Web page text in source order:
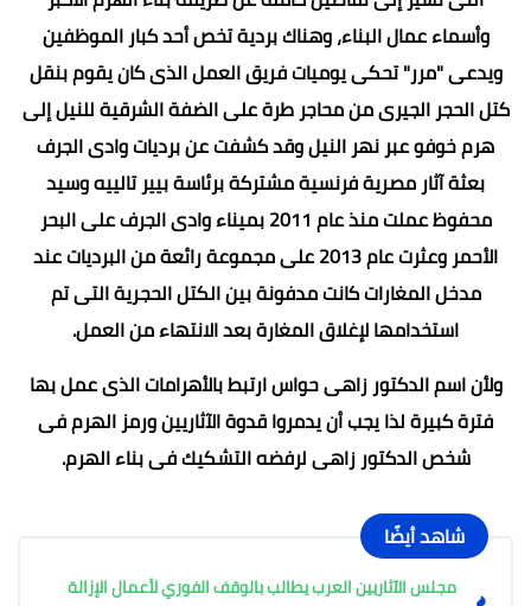
وأسماء عمال البناء، وهناك بردية تخص أحد كبار الموظفين
ويدعى "مرر" تحكى يوميات فريق العمل الذى كان يقوم بنقل
كتل الحجر الجيرى من محاجر طرة على الضفة الشرقية للنيل إلى
هرم خوفو عبر نهر النيل وقد كشفت عن برديات وادى الجرف
بعثة آثار مصرية فرنسية مشتركة برئاسة بيير تالييه وسيد
محفوظ عملت منذ عام 2011 بميناء وادى الجرف على البحر
الأحمر وعثرت عام 2013 على مجموعة رائعة من البرديات عند
مدخل المغارات كانت مدفونة بين الكتل الحجرية التى تم
استخدامها لإغلاق المغارة بعد الانتهاء من العمل.
ولأن اسم الدكتور زاهى حواس ارتبط بالأهرامات الذى عمل بها
فترة كبيرة لذا يجب أن يدمروا قدوة الآثاريين ورمز الهرم فى
شخص الدكتور زاهى لرفضه التشكيك فى بناء الهرم.
شاهد أيضًا
مجلس الآثاريين العرب يطالب بالوقف الفوري لأعمال الإزالة